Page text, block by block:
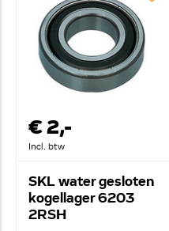
€ 2,-
Incl. btw
SKL water gesloten
kogellager 6203
2RSH